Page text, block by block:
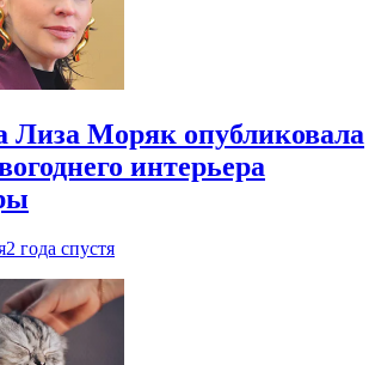
Лиза Моряк опубликовала
интерьера
2 года спустя